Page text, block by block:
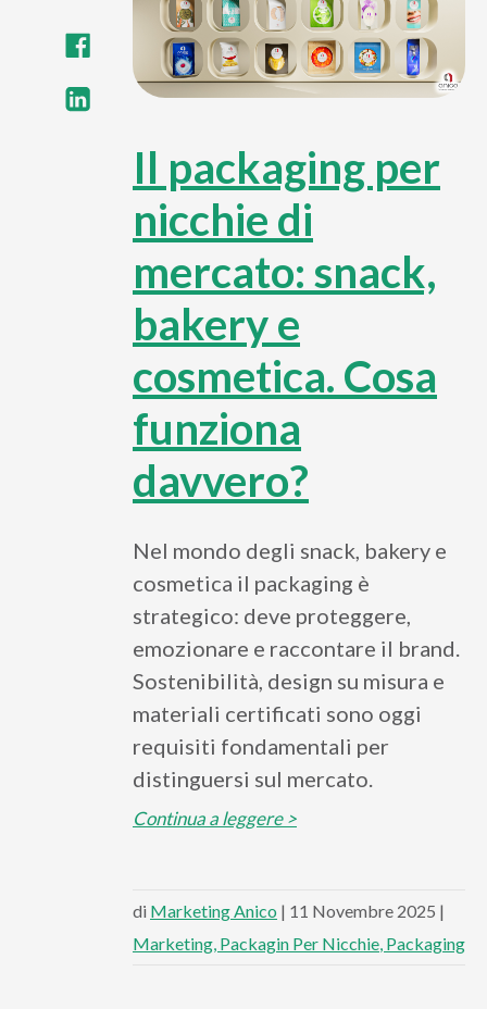
Il packaging per
nicchie di
mercato: snack,
bakery e
cosmetica. Cosa
funziona
davvero?
Nel mondo degli snack, bakery e
cosmetica il packaging è
strategico: deve proteggere,
emozionare e raccontare il brand.
Sostenibilità, design su misura e
materiali certificati sono oggi
requisiti fondamentali per
distinguersi sul mercato.
Continua a leggere >
di Marketing Anico | 11 Novembre 2025 |
Marketing Packagin Per Nicchie Packaging